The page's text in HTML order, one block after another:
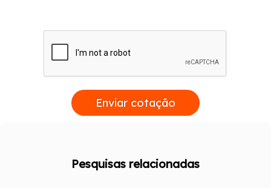
Enviar cotação
Pesquisas relacionadas